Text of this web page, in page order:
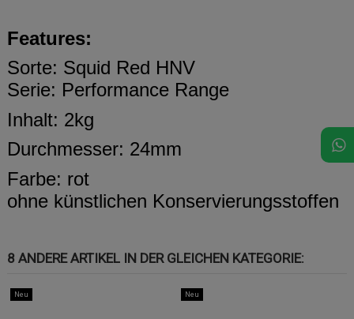
Features:
Sorte: Squid Red HNV
Serie: Performance Range
Inhalt: 2kg
Durchmesser: 24mm
Farbe: rot
ohne künstlichen Konservierungsstoffen
8 ANDERE ARTIKEL IN DER GLEICHEN KATEGORIE:
Neu Neu